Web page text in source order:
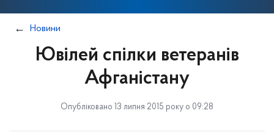
Новини
Ювілей спілки ветеранів
Афганістану
Опубліковано 13 липня 2015 року о 09:28